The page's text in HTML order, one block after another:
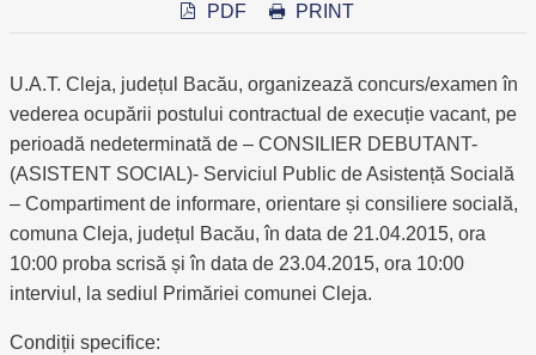
PDF PRINT
U.A.T. Cleja, județul Bacău, organizează concurs/examen în
vederea ocupării postului contractual de execuție vacant, pe
perioadă nedeterminată de – CONSILIER DEBUTANT-
(ASISTENT SOCIAL)- Serviciul Public de Asistență Socială
– Compartiment de informare, orientare și consiliere socială,
comuna Cleja, județul Bacău, în data de 21.04.2015, ora
10:00 proba scrisă și în data de 23.04.2015, ora 10:00
interviul, la sediul Primăriei comunei Cleja.
Condiții specifice: